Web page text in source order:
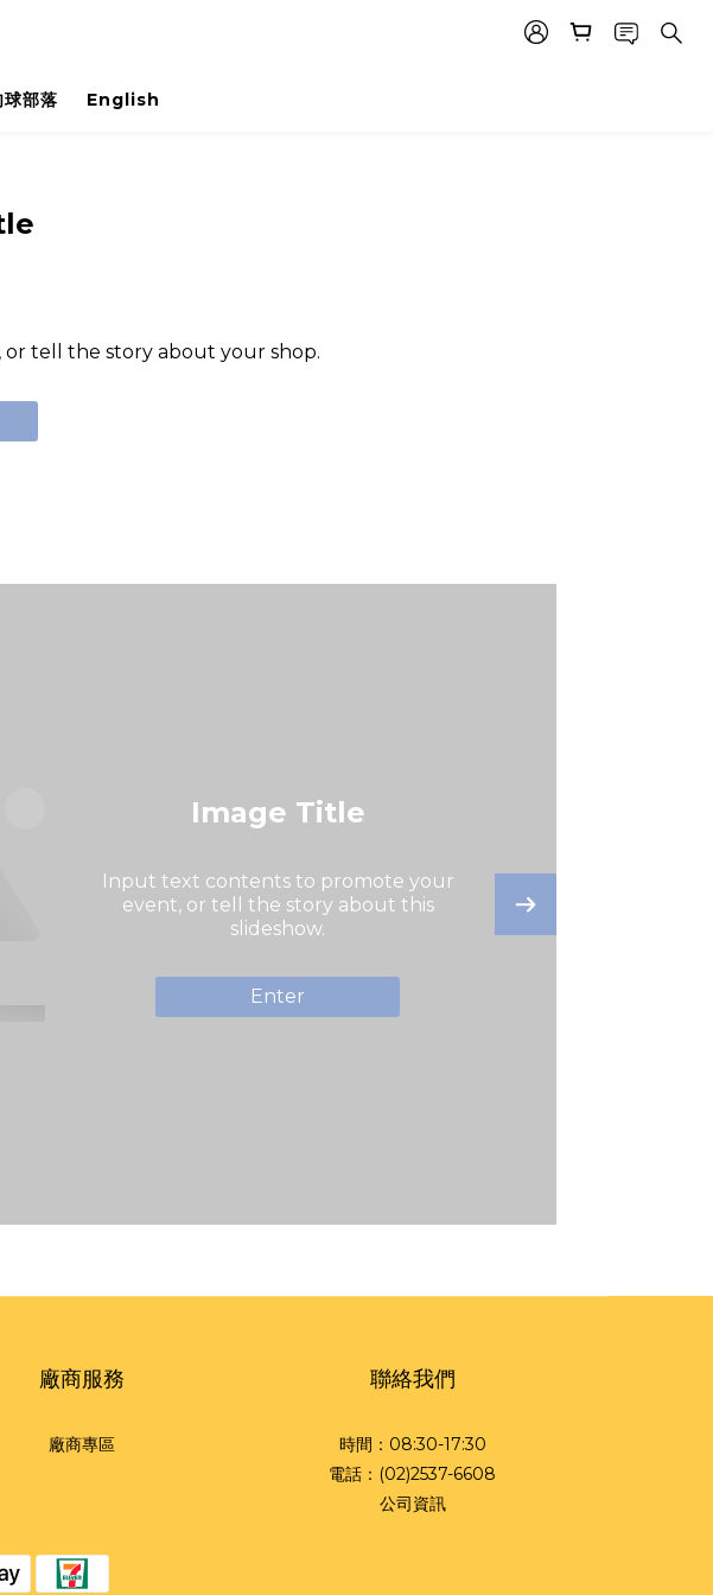
球部落 English
tell the story about your shop.
Image Title
Input text contents to promote your
event, or tell the story about this
slideshow.
Enter
廠商服務
廠商專區
聯絡我們
時間：08:30-17:30
電話：(02)2537-6608
公司資訊